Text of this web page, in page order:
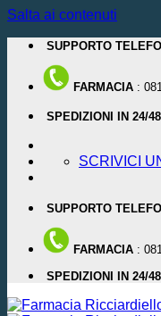
Salta ai contenuti
SUPPORTO
FARMACIA :
SPEDIZIONI IN 24/
SCRIVICI
SUPPORTO
FARMACIA :
SPEDIZIONI IN 24/